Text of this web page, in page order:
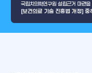
국립치의학연구원 설립근거 마련을
[보건의료 기술 진흥법 개정] 중